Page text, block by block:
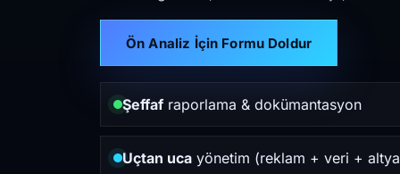
Ön Analiz İçin Formu Doldur
Şeffafraporlama & dokümantasyon
Uçtan uca yönetim (reklam + veri +